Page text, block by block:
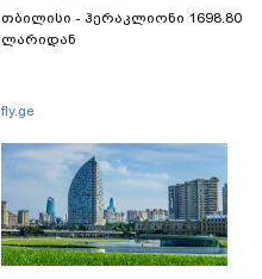
თბილისი - ჰერაკლიონი 1698.80
ლარიდან
fly.ge